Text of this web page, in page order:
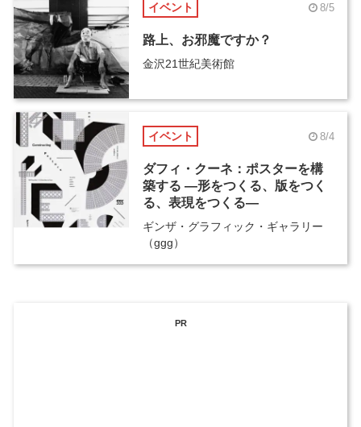
イベント 8/5
路上、お邪魔ですか？
金沢21世紀美術館
イベント 8/4
ダフィ・クーネ：ポスターを構
築する ―形をつくる、版をつく
る、表現をつくる―
ギンザ・グラフィック・ギャラリー
（ggg）
PR